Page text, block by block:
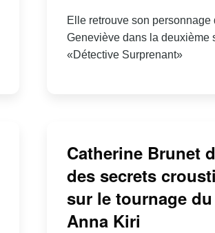
Elle retrouve son personnage
Geneviève dans la deuxième
«Détective Surprenant»
Catherine Brunet
des secrets
sur le tournage
Anna Kiri